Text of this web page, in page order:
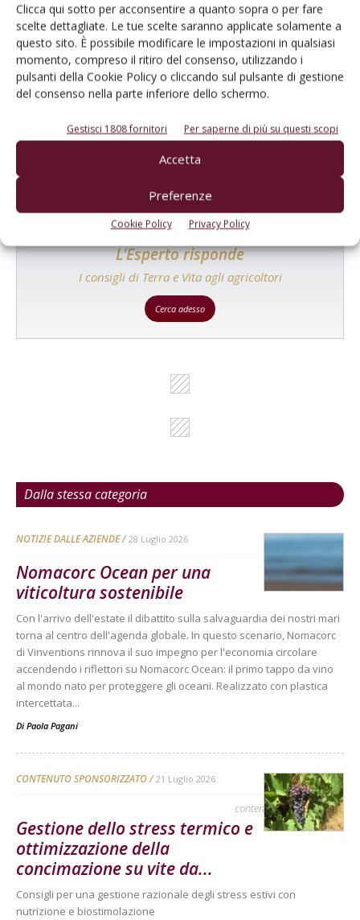
Clicca qui sotto per acconsentire a quanto sopra o per fare
scelte dettagliate. Le tue scelte saranno applicate solamente a
questo sito. È possibile modificare le impostazioni in qualsiasi
momento, compreso il ritiro del consenso, utilizzando i
pulsanti della Cookie Policy o cliccando sul pulsante di gestione
del consenso nella parte inferiore dello schermo.
Gestisci 1808 fornitori Per saperne di più su questi scopi
Accetta
Preferenze
Cookie Policy Privacy Policy
Catalogo Aziende e Prodotti
prodotto!
Cerca adesso
L'Esperto risponde
I consigli di Terra e Vita agli agricoltori
Cerca adesso
Dalla stessa categoria
NOTIZIE DALLE AZIENDE 28 Luglio 2026
Nomacorc Ocean per una
viticoltura sostenibile
Con l'arrivo dell'estate il dibattito sulla salvaguardia dei nostri mari
torna al centro dell'agenda globale. In questo scenario, Nomacorc
di Vinventions rinnova il suo impegno per l'economia circolare
accendendo i riflettori su Nomacorc Ocean: il primo tappo da vino
al mondo nato per proteggere gli oceani. Realizzato con plastica
intercettata...
Di Paola Pagani
CONTENUTO SPONSORIZZATO 21 Luglio 2026
contenuto sponsorizzato
Gestione dello stress termico e
ottimizzazione della
concimazione su vite da...
Consigli per una gestione razionale degli stress estivi con
nutrizione e biostimolazione